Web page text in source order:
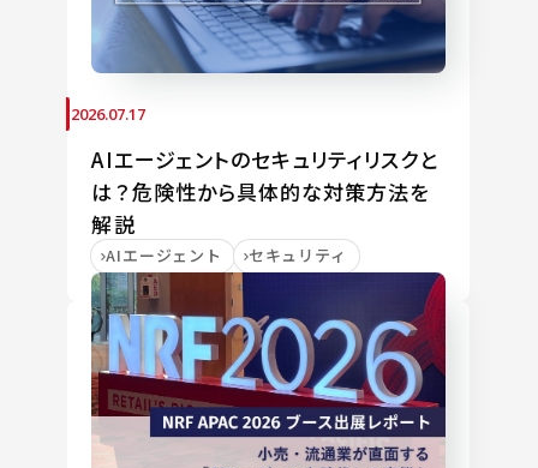
2026.07.17
AIエージェントのセキュリティリスクと
は？危険性から具体的な対策方法を
解説
AIエージェント セキュリティ